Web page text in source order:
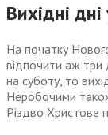
Вихідні
На початку
відпочити аж три
на суботу, то
Неробочими
Різдво Христове